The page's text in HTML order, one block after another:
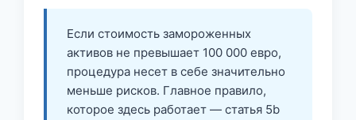
Если стоимость замороженных
активов не превышает 100 000 евро,
процедура несет в себе значительно
меньше рисков. Главное правило,
которое здесь работает — статья 5b